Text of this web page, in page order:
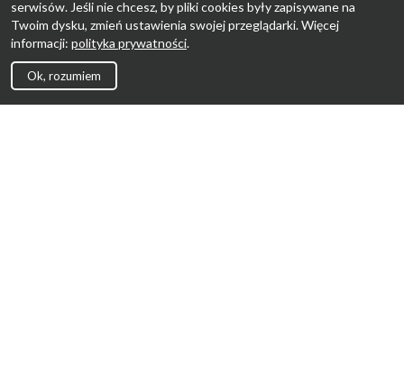
serwisów. Jeśli nie chcesz, by pliki cookies były zapisywane na
Twoim dysku, zmień ustawienia swojej przeglądarki. Więcej
informacji: polityka prywatności.
Ok, rozumiem